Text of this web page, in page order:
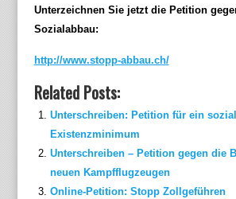
Unterzeichnen Sie jetzt die Petition
Sozialabbau:
http://www.stopp-abbau.ch/
Related Posts:
Unterschreiben: Petition für ein
Existenzminimum
Unterschreiben – Petition gegen die
neuen Kampfflugzeugen
Online-Petition: Stopp Zollgeführen